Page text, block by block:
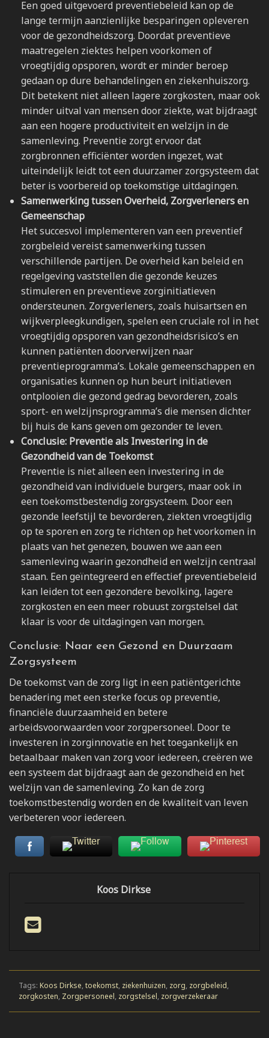
Een goed uitgevoerd preventiebeleid kan op de
lange termijn aanzienlijke besparingen opleveren
voor de gezondheidszorg. Doordat preventieve
maatregelen ziektes helpen voorkomen of
vroegtijdig opsporen, wordt er minder beroep
gedaan op dure behandelingen en ziekenhuiszorg.
Dit betekent niet alleen lagere zorgkosten, maar ook
minder uitval van mensen door ziekte, wat bijdraagt
aan een hogere productiviteit en welzijn in de
samenleving. Preventie zorgt ervoor dat
zorgbronnen efficiënter worden ingezet, wat
uiteindelijk leidt tot een duurzamer zorgsysteem dat
beter is voorbereid op toekomstige uitdagingen.
Samenwerking tussen Overheid, Zorgverleners en
Gemeenschap
Het succesvol implementeren van een preventief
zorgbeleid vereist samenwerking tussen
verschillende partijen. De overheid kan beleid en
regelgeving vaststellen die gezonde keuzes
stimuleren en preventieve zorginitiatieven
ondersteunen. Zorgverleners, zoals huisartsen en
wijkverpleegkundigen, spelen een cruciale rol in het
vroegtijdig opsporen van gezondheidsrisico’s en
kunnen patiënten doorverwijzen naar
preventieprogramma’s. Lokale gemeenschappen en
organisaties kunnen op hun beurt initiatieven
ontplooien die gezond gedrag bevorderen, zoals
sport- en welzijnsprogramma’s die mensen dichter
bij huis de kans geven om gezonder te leven.
Conclusie: Preventie als Investering in de
Gezondheid van de Toekomst
Preventie is niet alleen een investering in de
gezondheid van individuele burgers, maar ook in
een toekomstbestendig zorgsysteem. Door een
gezonde leefstijl te bevorderen, ziekten vroegtijdig
op te sporen en zorg te richten op het voorkomen in
plaats van het genezen, bouwen we aan een
samenleving waarin gezondheid en welzijn centraal
staan. Een geïntegreerd en effectief preventiebeleid
kan leiden tot een gezondere bevolking, lagere
zorgkosten en een meer robuust zorgstelsel dat
klaar is voor de uitdagingen van morgen.
Conclusie: Naar een Gezond en Duurzaam
Zorgsysteem
De toekomst van de zorg ligt in een patiëntgerichte
benadering met een sterke focus op preventie,
financiële duurzaamheid en betere
arbeidsvoorwaarden voor zorgpersoneel. Door te
investeren in zorginnovatie en het toegankelijk en
betaalbaar maken van zorg voor iedereen, creëren we
een systeem dat bijdraagt aan de gezondheid en het
welzijn van de samenleving. Zo kan de zorg
toekomstbestendig worden en de kwaliteit van leven
verbeteren voor iedereen.
Koos Dirkse
Tags: Koos Dirkse, toekomst, ziekenhuizen, zorg, zorgbeleid,
zorgkosten, Zorgpersoneel, zorgstelsel, zorgverzekeraar